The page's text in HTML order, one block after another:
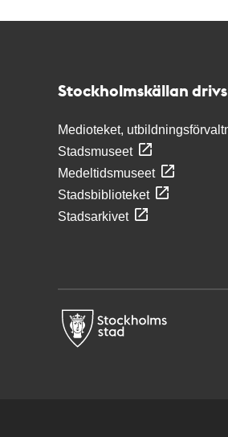
Stockholmskällan
Medioteket,
Stadsmuseet
Medeltidsmuseet
Stadsbiblioteket
Stadsarkivet